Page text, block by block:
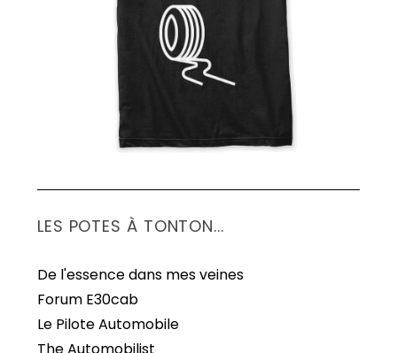
LES POTES À TONTON...
De l'essence dans mes veines
Forum E30cab
Le Pilote Automobile